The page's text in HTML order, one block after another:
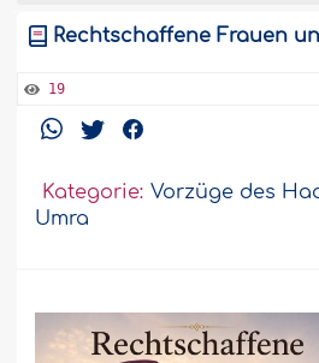
Rechtschaffene Frauen
19
Kategorie: Vorzüge des
Umra